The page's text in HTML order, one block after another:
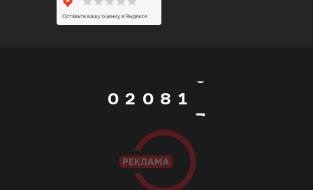
0
0
2 0
1
2
8
9
_
1
2
3